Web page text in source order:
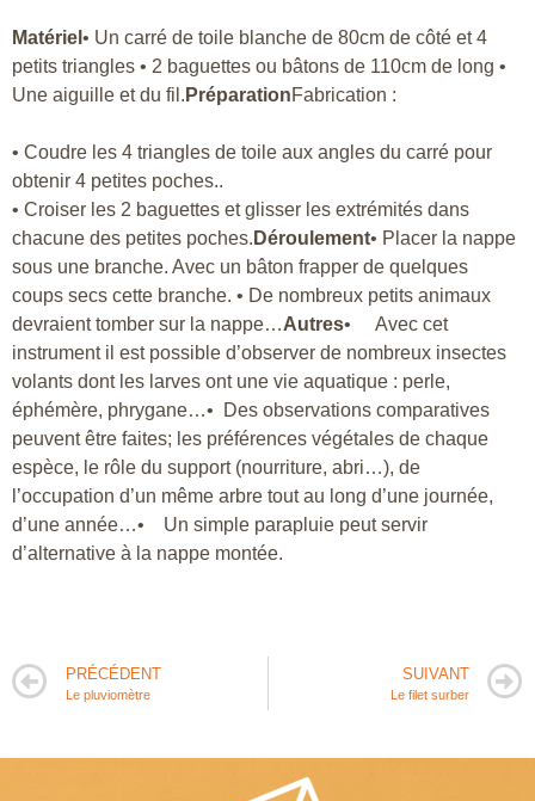
Matériel • Un carré de toile blanche de 80cm de côté et 4
petits triangles • 2 baguettes ou bâtons de 110cm de long •
Une aiguille et du fil. PréparationFabrication :
• Coudre les 4 triangles de toile aux angles du carré pour
obtenir 4 petites poches..
• Croiser les 2 baguettes et glisser les extrémités dans
chacune des petites poches. Déroulement• Placer la nappe
sous une branche. Avec un bâton frapper de quelques
coups secs cette branche. • De nombreux petits animaux
devraient tomber sur la nappe…Autres• Avec cet
instrument il est possible d’observer de nombreux insectes
volants dont les larves ont une vie aquatique : perle,
éphémère, phrygane…• Des observations comparatives
peuvent être faites; les préférences végétales de chaque
espèce, le rôle du support (nourriture, abri…), de
l’occupation d’un même arbre tout au long d’une journée,
d’une année…• Un simple parapluie peut servir
d’alternative à la nappe montée.
PRÉCÉDENT
Le pluviomètre
SUIVANT
Le filet surber